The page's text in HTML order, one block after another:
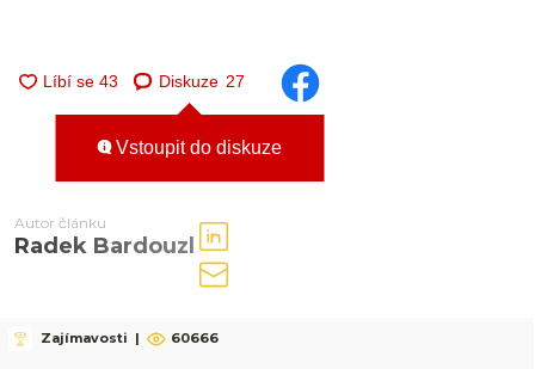
Diskuze 27
Vstoupit do diskuze
Autor článku
Radek Bardouzl
Zajímavosti | 60666